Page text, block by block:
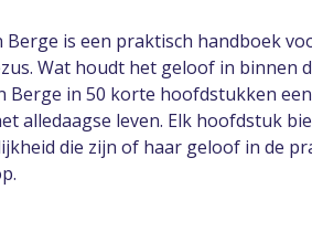
is een praktisch handboek
Wat houdt het geloof in binnen
in 50 korte hoofdstukken
alledaagse leven. Elk hoofdstuk
die zijn of haar geloof in de